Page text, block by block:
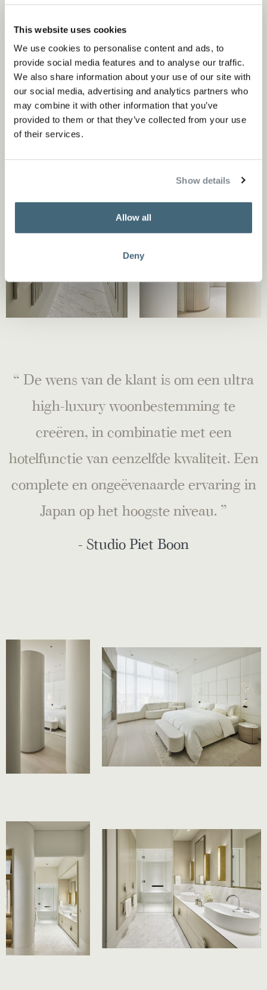
This website uses cookies
We use cookies to personalise content and ads, to
provide social media features and to analyse our traffic.
We also share information about your use of our site with
our social media, advertising and analytics partners who
may combine it with other information that you’ve
provided to them or that they’ve collected from your use
of their services.
Show details
Allow all
Deny
“ De wens van de klant is om een ultra
high-luxury woonbestemming te
creëren, in combinatie met een
hotelfunctie van eenzelfde kwaliteit. Een
complete en ongeëvenaarde ervaring in
Japan op het hoogste niveau. ”
- Studio Piet Boon